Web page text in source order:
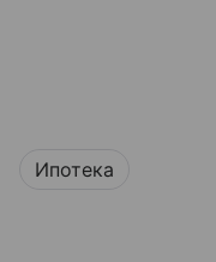
Ипотека